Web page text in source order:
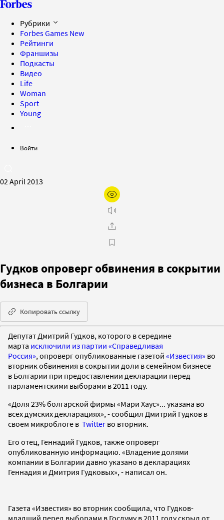
Рубрики
Forbes Games New
Рейтинги
Франшизы
Подкасты
Видео
Life
Woman
Sport
Young
Войти
02 April 2013
Гудков опроверг обвинения в сокрытии
бизнеса в Болгарии
Копировать ссылку
Депутат Дмитрий Гудков, которого в середине
марта исключили из партии «Справедливая
Россия», опроверг опубликованные газетой «Известия» во
вторник обвинения в сокрытии доли в семейном бизнесе
в Болгарии при предоставлении декларации перед
парламентскими выборами в 2011 году.
«Доля 23% болгарской фирмы «Мари Хаус»... указана во
всех думских декларациях», - сообщил Дмитрий Гудков в
своем микроблоге в Twitter во вторник.
Его отец, Геннадий Гудков, также опроверг
опубликованную информацию. «Владение долями
компании в Болгарии давно указано в декларациях
Геннадия и Дмитрия Гудковых», - написал он.
Газета «Известия» во вторник сообщила, что Гудков-
младший перед выборами в Госдуму в 2011 году скрыл от